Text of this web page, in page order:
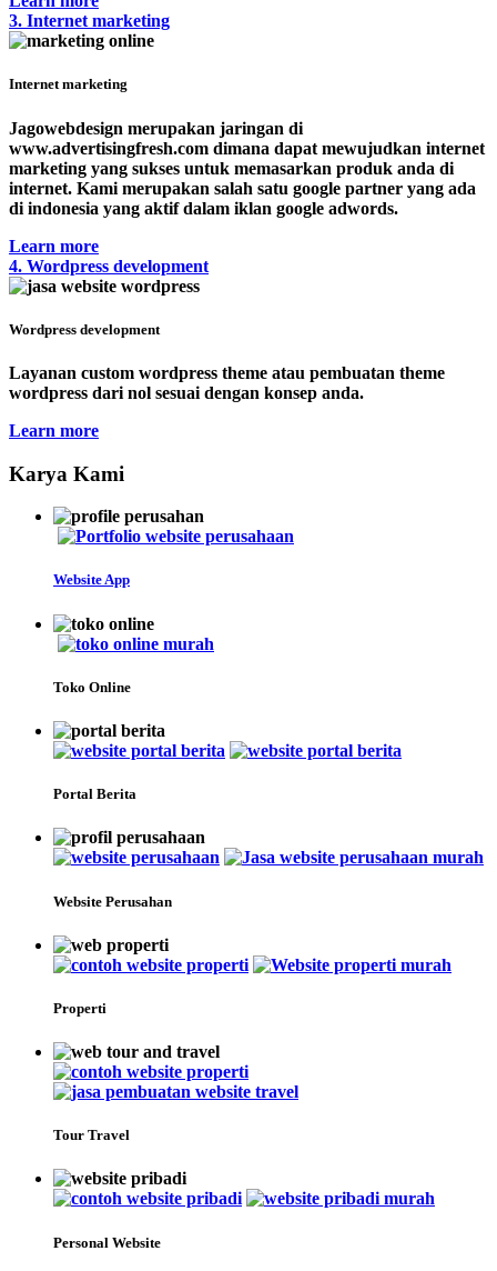
3. Internet marketing
Internet marketing
Jagowebdesign merupakan jaringan di
www.advertisingfresh.com dimana dapat mewujudkan internet
marketing yang sukses untuk memasarkan produk anda di
internet. Kami merupakan salah satu google partner yang ada
di indonesia yang aktif dalam iklan google adwords.
Learn more
4. Wordpress development
Wordpress development
Layanan custom wordpress theme atau pembuatan theme
wordpress dari nol sesuai dengan konsep anda.
Learn more
Karya Kami
Website App
Toko Online
Portal Berita
Website Perusahan
Properti
Tour Travel
Personal Website